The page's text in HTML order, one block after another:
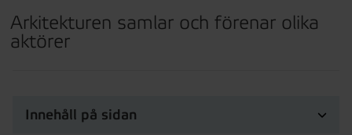
Arkitekturen samlar och förenar olika
aktörer
Innehåll på sidan